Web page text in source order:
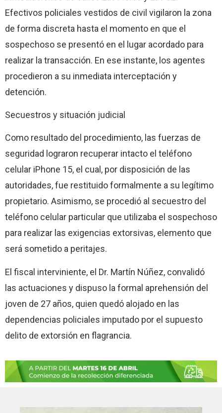
Efectivos policiales vestidos de civil vigilaron la zona
de forma discreta hasta el momento en que el
sospechoso se presentó en el lugar acordado para
realizar la transacción. En ese instante, los agentes
procedieron a su inmediata interceptación y
detención.
Secuestros y situación judicial
Como resultado del procedimiento, las fuerzas de
seguridad lograron recuperar intacto el teléfono
celular iPhone 15, el cual, por disposición de las
autoridades, fue restituido formalmente a su legítimo
propietario. Asimismo, se procedió al secuestro del
teléfono celular particular que utilizaba el sospechoso
para realizar las exigencias extorsivas, elemento que
será sometido a peritajes.
El fiscal interviniente, el Dr. Martín Núñez, convalidó
las actuaciones y dispuso la formal aprehensión del
joven de 27 años, quien quedó alojado en las
dependencias policiales imputado por el supuesto
delito de extorsión en flagrancia.